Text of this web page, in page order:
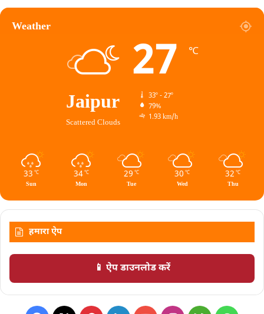
Weather
Jaipur
Scattered Clouds
27 ℃
33º - 27º
79%
1.93 km/h
33 ℃
Sun
34 ℃
Mon
29 ℃
Tue
30 ℃
Wed
32 ℃
Thu
हमारा ऐप
📱 ऐप डाउनलोड करें